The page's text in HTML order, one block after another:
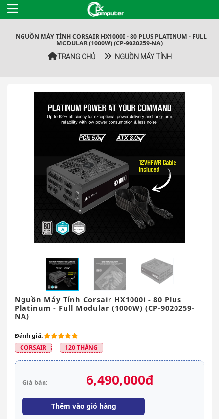
NGUỒN MÁY TÍNH CORSAIR HX1000I - 80 PLUS PLATINUM - FULL
MODULAR (1000W) (CP-9020259-NA)
TRANG CHỦ NGUỒN MÁY TÍNH
Nguồn Máy Tính Corsair HX1000i - 80 Plus
Platinum - Full Modular (1000W) (CP-9020259-
NA)
Đánh giá:
CORSAIR
120 THÁNG
Giá bán: 6,490,000đ
Thêm vào giỏ hàng